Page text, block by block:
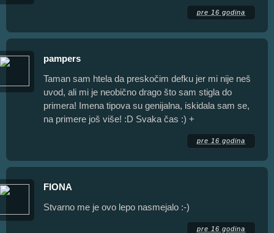
pre 16 godina
pampers
Taman sam htela da preskočim defku jer mi nije neš
uvod, ali mi je neobično drago što sam stigla do
primera! Imena tipova su genijalna, iskidala sam se,
na primere još više! :D Svaka čas :) +
pre 16 godina
FIONA
Stvarno me je ovo lepo nasmejalo :-)
pre 16 godina